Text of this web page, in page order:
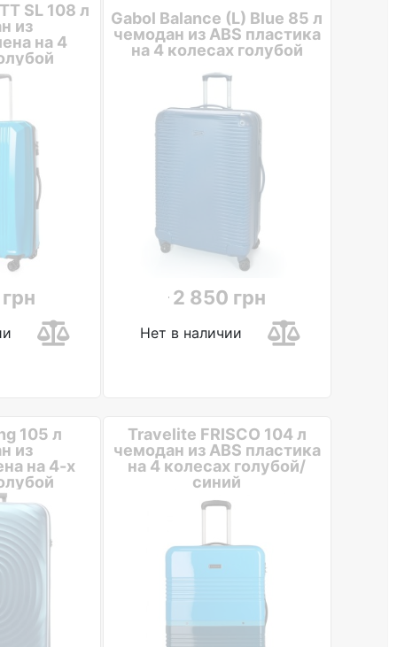
SL 108 л
из
на 4
Gabol Balance (L) Blue 85 л
чемодан из ABS пластика
на 4 колесах голубой
2 850 грн
Нет в наличии
105 л
из
на 4-х
Travelite FRISCO 104 л
чемодан из ABS пластика
на 4 колесах голубой/
синий